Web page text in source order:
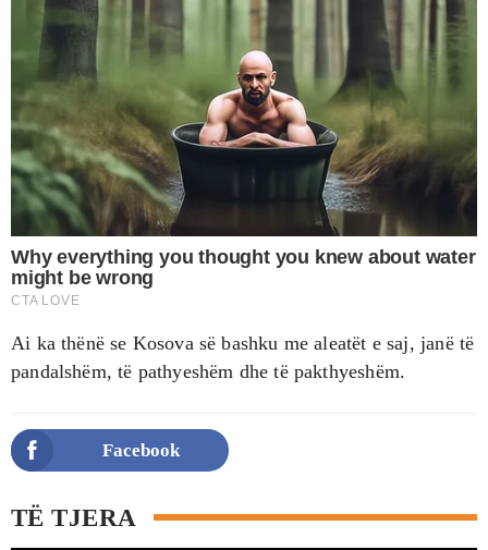
Ai ka thënë se Kosova së bashku me aleatët e saj, janë të
pandalshëm, të pathyeshëm dhe të pakthyeshëm.
Facebook
TË TJERA